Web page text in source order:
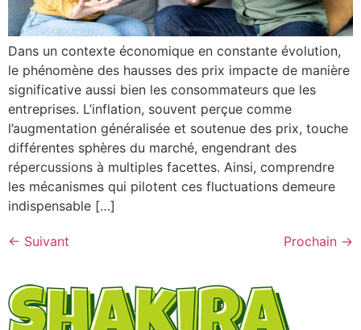
Dans un contexte économique en constante évolution,
le phénomène des hausses des prix impacte de manière
significative aussi bien les consommateurs que les
entreprises. L’inflation, souvent perçue comme
l’augmentation généralisée et soutenue des prix, touche
différentes sphères du marché, engendrant des
répercussions à multiples facettes. Ainsi, comprendre
les mécanismes qui pilotent ces fluctuations demeure
indispensable […]
← Suivant Prochain →